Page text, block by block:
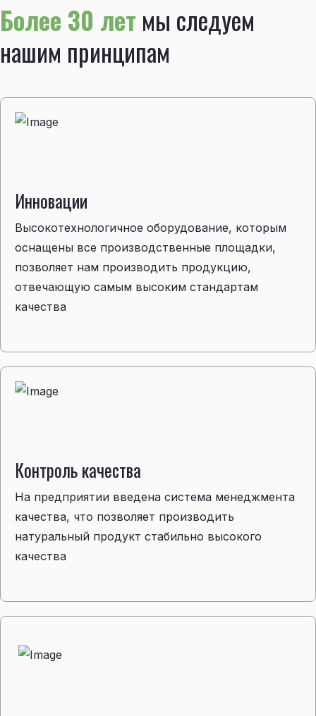
Более 30 лет мы следуем
нашим принципам
Инновации
Высокотехнологичное оборудование, которым
оснащены все производственные площадки,
позволяет нам производить продукцию,
отвечающую самым высоким стандартам
качества
Контрoль качества
На предприятии введена система менеджмента
качества, что позволяет производить
натуральный продукт стабильно высокого
качества